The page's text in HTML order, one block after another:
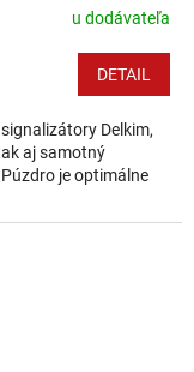
u dodávateľa
DETAIL
Delkim,
aj samotný
je optimálne